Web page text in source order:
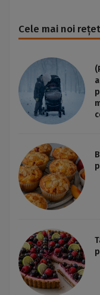
Cele mai noi